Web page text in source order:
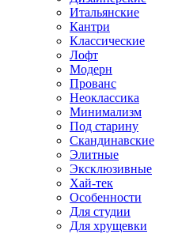
Итальянские
Кантри
Классические
Лофт
Модерн
Прованс
Неоклассика
Минимализм
Под старину
Скандинавские
Элитные
Эксклюзивные
Хай-тек
Особенности
Для студии
Для хрущевки